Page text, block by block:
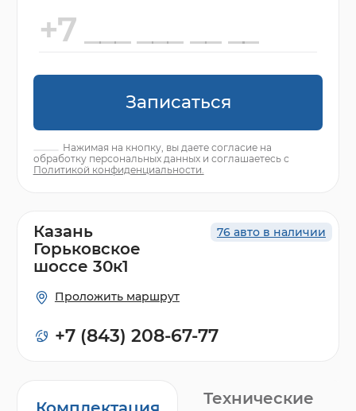
Записаться
Нажимая на кнопку, вы даете согласие на
обработку персональных данных и соглашаетесь с
Политикой конфиденциальности.
Технические
76 авто в наличии
Казань
Горьковское
шоссе 30к1
Проложить маршрут
+7 (843) 208-67-77